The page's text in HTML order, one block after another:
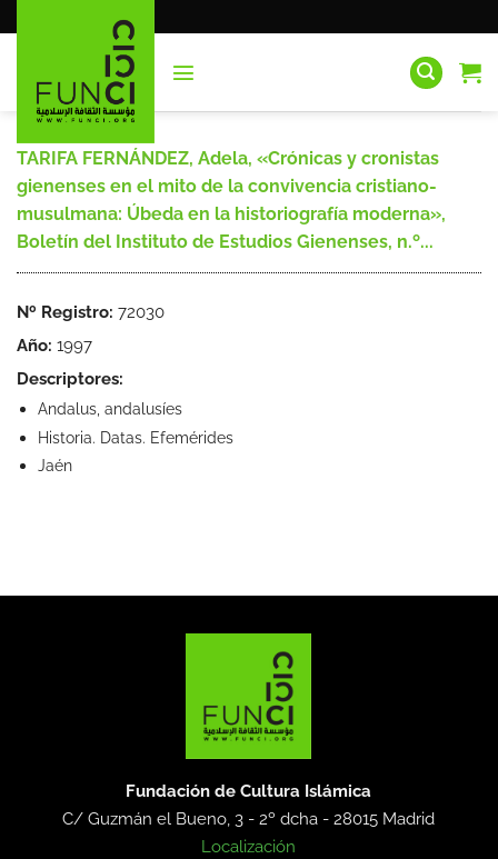
al
TARIFA FERNÁNDEZ, Adela, «Crónicas y cronistas
gienenses en el mito de la convivencia cristiano-
musulmana: Úbeda en la historiografía moderna»,
Boletín del Instituto de Estudios Gienenses, n.º...
Nº Registro: 72030
Año: 1997
Descriptores:
Andalus, andalusíes
Historia. Datas. Efemérides
Jaén
Fundación de Cultura Islámica
C/ Guzmán el Bueno, 3 - 2º dcha -28015 Madrid
Localización